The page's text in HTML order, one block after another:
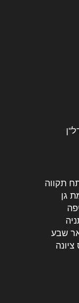
תקווה
גן
שבע
ציונה